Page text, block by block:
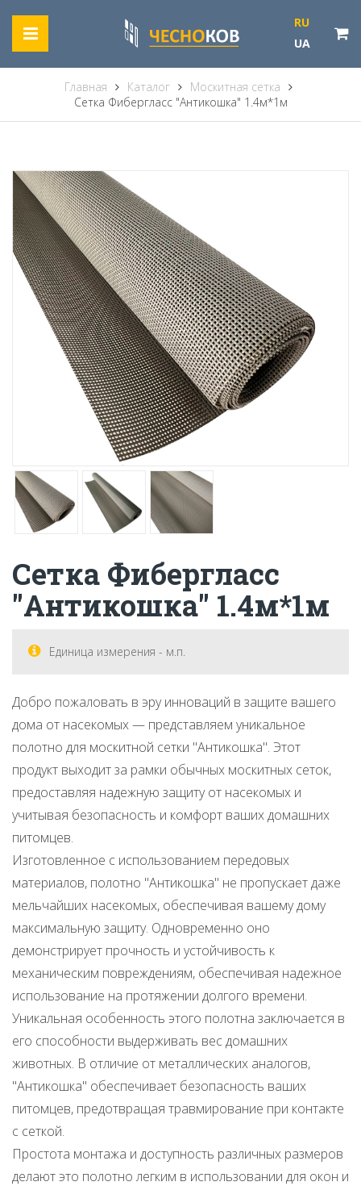
RU
UA
Главная Каталог
Москитная сетка
Сетка Фибергласс "Антикошка" 1.4м*1м
Сетка Фибергласс
"Антикошка" 1.4м*1м
Единица измерения - м.п.
Добро пожаловать в эру инноваций в защите вашего
дома от насекомых — представляем уникальное
полотно для москитной сетки "Антикошка". Этот
продукт выходит за рамки обычных москитных сеток,
предоставляя надежную защиту от насекомых и
учитывая безопасность и комфорт ваших домашних
питомцев.
Изготовленное с использованием передовых
материалов, полотно "Антикошка" не пропускает даже
мельчайших насекомых, обеспечивая вашему дому
максимальную защиту. Одновременно оно
демонстрирует прочность и устойчивость к
механическим повреждениям, обеспечивая надежное
использование на протяжении долгого времени.
Уникальная особенность этого полотна заключается в
его способности выдерживать вес домашних
животных. В отличие от металлических аналогов,
"Антикошка" обеспечивает безопасность ваших
питомцев, предотвращая травмирование при контакте
с сеткой.
Простота монтажа и доступность различных размеров
делают это полотно легким в использовании для окон и